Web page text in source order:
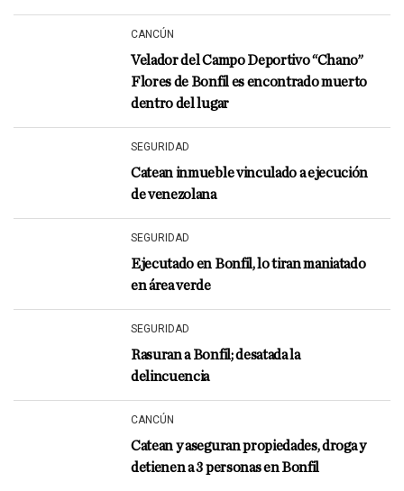
CANCÚN
Velador del Campo Deportivo “Chano”
Flores de Bonfil es encontrado muerto
dentro del lugar
SEGURIDAD
Catean inmueble vinculado a ejecución
de venezolana
SEGURIDAD
Ejecutado en Bonfil, lo tiran maniatado
en área verde
SEGURIDAD
Rasuran a Bonfil; desatada la
delincuencia
CANCÚN
Catean y aseguran propiedades, droga y
detienen a 3 personas en Bonfil